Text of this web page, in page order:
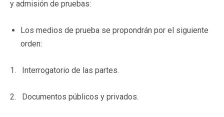
y admisión de pruebas:
Los medios de prueba se propondrán por el siguiente
orden:
1. Interrogatorio de las partes.
2. Documentos públicos y privados.